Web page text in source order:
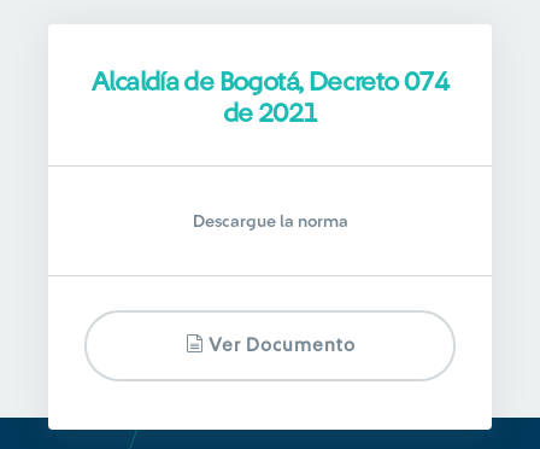
Alcaldía de Bogotá, Decreto 074
de 2021
Descargue la norma
Ver Documento